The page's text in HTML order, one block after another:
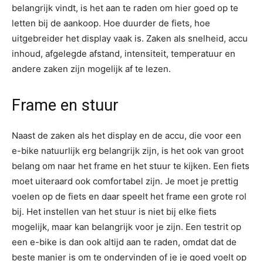
belangrijk vindt, is het aan te raden om hier goed op te
letten bij de aankoop. Hoe duurder de fiets, hoe
uitgebreider het display vaak is. Zaken als snelheid, accu
inhoud, afgelegde afstand, intensiteit, temperatuur en
andere zaken zijn mogelijk af te lezen.
Frame en stuur
Naast de zaken als het display en de accu, die voor een
e-bike natuurlijk erg belangrijk zijn, is het ook van groot
belang om naar het frame en het stuur te kijken. Een fiets
moet uiteraard ook comfortabel zijn. Je moet je prettig
voelen op de fiets en daar speelt het frame een grote rol
bij. Het instellen van het stuur is niet bij elke fiets
mogelijk, maar kan belangrijk voor je zijn. Een testrit op
een e-bike is dan ook altijd aan te raden, omdat dat de
beste manier is om te ondervinden of je je goed voelt op